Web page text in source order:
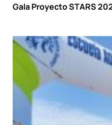
Gala Proyecto STARS